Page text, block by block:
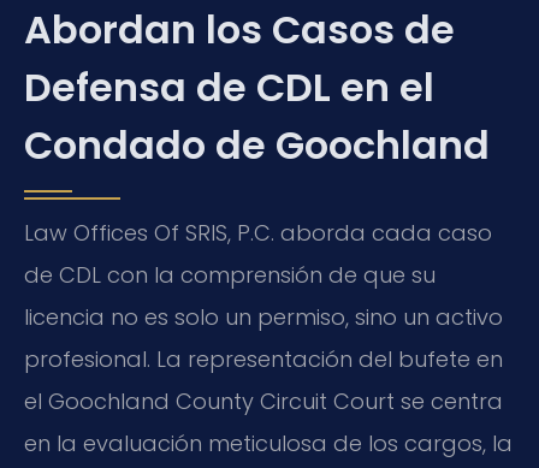
Abordan los Casos de
Defensa de CDL en el
Condado de Goochland
Law Offices Of SRIS, P.C. aborda cada caso
de CDL con la comprensión de que su
licencia no es solo un permiso, sino un activo
profesional. La representación del bufete en
el Goochland County Circuit Court se centra
en la evaluación meticulosa de los cargos, la